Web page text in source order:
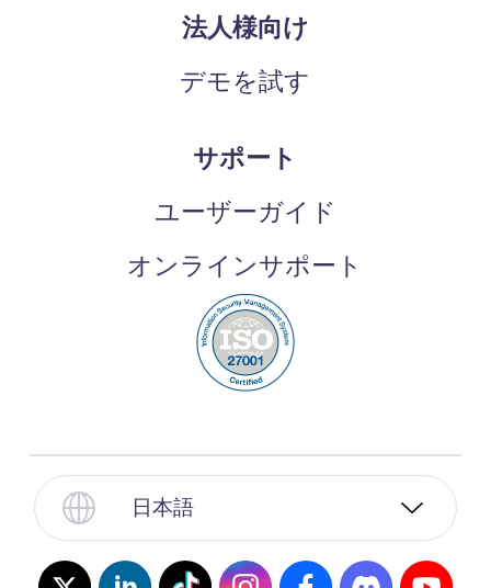
法人様向け
デモを試す
サポート
ユーザーガイド
オンラインサポート
日本語